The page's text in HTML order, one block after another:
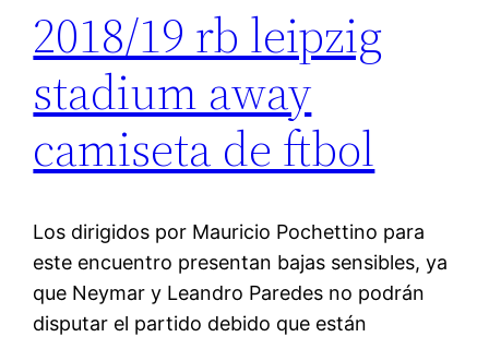
2018/19 rb leipzig
stadium away
camiseta de ftbol
Los dirigidos por Mauricio Pochettino para
este encuentro presentan bajas sensibles, ya
que Neymar y Leandro Paredes no podrán
disputar el partido debido que están